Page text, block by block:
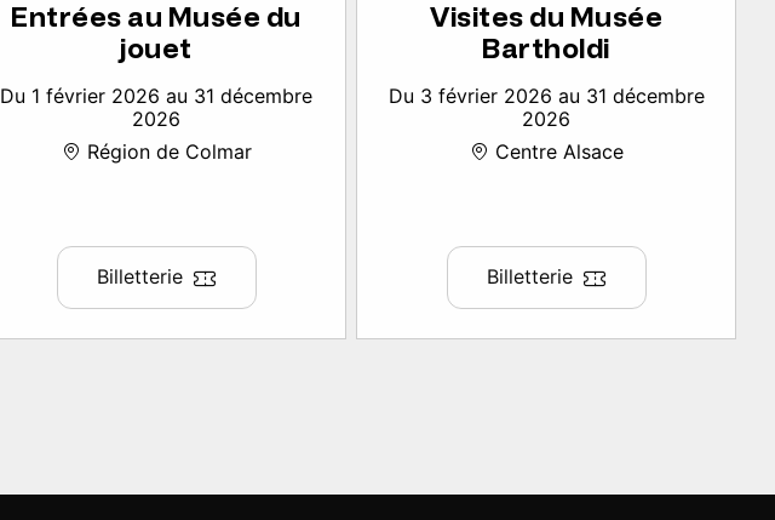
Entrées au Musée du
jouet
Du 1 février 2026 au 31 décembre
2026
Région de Colmar
Billetterie
Visites du Musée
Bartholdi
Du 3 février 2026 au 31 décembre
2026
Centre Alsace
Billetterie